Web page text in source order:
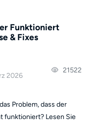
Funktioniert
& Fixes
2026
21522
Problem, dass der
funktioniert? Lesen Sie